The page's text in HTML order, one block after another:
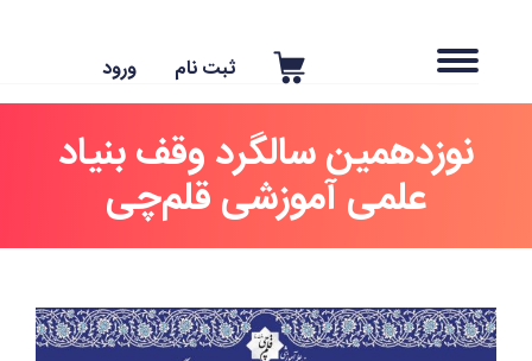
ثبت نام
نوزدهمین سالگرد وقف بنیاد
علمی آموزشی قلم‌چی